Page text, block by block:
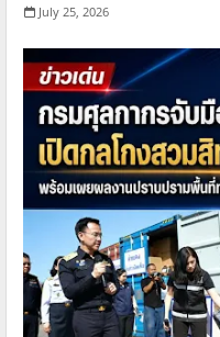
July 25, 2026